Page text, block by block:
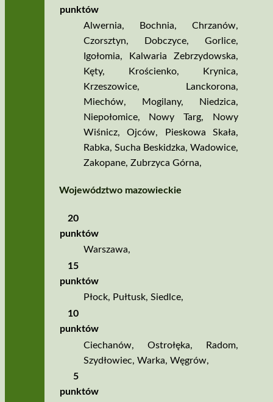
punktów
Alwernia, Bochnia, Chrzanów,
Czorsztyn, Dobczyce, Gorlice,
Igołomia, Kalwaria Zebrzydowska,
Kęty, Krościenko, Krynica,
Krzeszowice, Lanckorona,
Miechów, Mogilany, Niedzica,
Niepołomice, Nowy Targ,
Nowy
Wiśnicz,Ojców, Pieskowa Skała,
Rabka, Sucha Beskidzka, Wadowice,
Zakopane, Zubrzyca Górna,
Województwo mazowieckie
20
punktów
Warszawa,
15
punktów
Płock, Pułtusk, Siedlce,
10
punktów
Ciechanów, Ostrołęka, Radom,
Szydłowiec, Warka, Węgrów,
5
punktów